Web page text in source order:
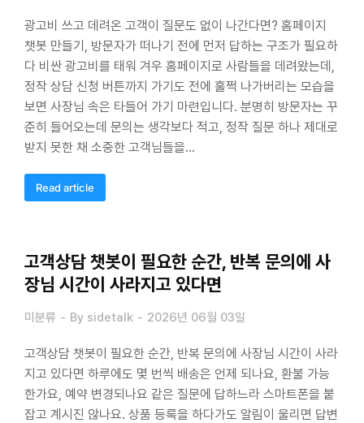
광고비 쓰고 데려온 고객이 질문도 없이 나간다면? 홈페이지
챗봇 만들기, 방문자가 떠나기 전에 먼저 답하는 구조가 필요하
다 비싼 광고비를 태워 겨우 홈페이지로 사람들을 데려왔는데,
정작 상담 신청 버튼까지 가기도 전에 훌쩍 나가버리는 모습을
보면 사장님 속은 타들어 가기 마련입니다. 분명히 방문자는 꾸
준히 들어오는데 문의는 생각보다 적고, 정작 질문 하나 제대로
받지 못한 채 소중한 고객님들을…
Read article
고객상담 챗봇이 필요한 순간, 반복 문의에 사
장님 시간이 사라지고 있다면
미분류 By sidetalk 2026년 06월 03일
고객상담 챗봇이 필요한 순간, 반복 문의에 사장님 시간이 사라
지고 있다면 하루에도 몇 번씩 배송은 언제 되나요, 환불 가능
한가요, 예약 변경되나요 같은 질문에 답하느라 스마트폰을 붙
잡고 계시진 않나요. 상품 등록을 하다가도 알림이 울리면 답변